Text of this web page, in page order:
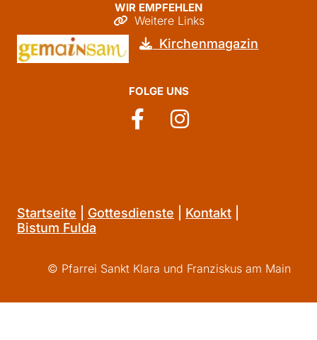
WIR EMPFEHLEN
 Weitere Links
 Kirchenmagazin
FOLGE UNS
Startseite Gottesdienste Kontakt
Bistum Fulda
© Pfarrei Sankt Klara und Franziskus am Main